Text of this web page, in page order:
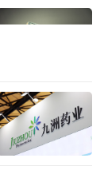
能语音实验
扫地僧”之
技术负责
学习AI助
视觉负责
法曾从外网